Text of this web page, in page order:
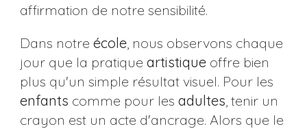
affirmation de notre sensibilité.
Dans notre école, nous observons chaque
jour que la pratique artistiqueoffre bien
plus qu'un simple résultat visuel. Pour les
enfants comme pour les adultes , tenir un
crayon est un acte d'ancrage. Alors que le